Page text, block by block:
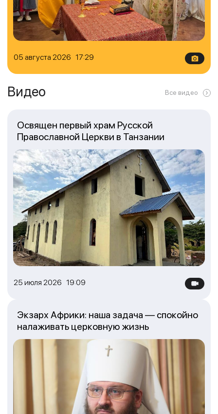
05 августа 2026 17:29
Видео Все видео
25 июля 2026 19:09
Освящен первый храм Русской
Православной Церкви в Танзании
Экзарх Африки: наша задача — спокойно
налаживать церковную жизнь